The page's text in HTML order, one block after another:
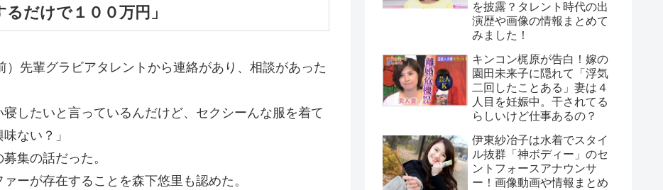
だけで１００万円」
先輩グラビアタレントから連絡があり、相談があった
したいと言っているんだけど、セクシーんな服を着て
ない？」
集の話だった。
ーが存在することを森下悠里も認めた。
を披露？タレント時代の出
演歴や画像の情報まとめて
みました！
キンコン梶原が告白！嫁の
園田未来子に隠れて「浮気
二回したことある」妻は４
人目を妊娠中。干されてる
らしいけど仕事あるの？
伊東紗冶子は水着でスタイ
ル抜群「神ボディー」のセ
ントフォースアナウンサ
ー！画像動画や情報まとめ